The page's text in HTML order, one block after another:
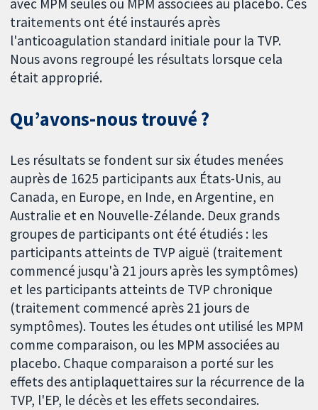
avec MPM seules ou MPM associées au placebo. Ces
traitements ont été instaurés après
l'anticoagulation standard initiale pour la TVP.
Nous avons regroupé les résultats lorsque cela
était approprié.
Qu’avons-nous trouvé ?
Les résultats se fondent sur six études menées
auprès de 1625 participants aux États-Unis, au
Canada, en Europe, en Inde, en Argentine, en
Australie et en Nouvelle-Zélande. Deux grands
groupes de participants ont été étudiés : les
participants atteints de TVP aiguë (traitement
commencé jusqu'à 21 jours après les symptômes)
et les participants atteints de TVP chronique
(traitement commencé après 21 jours de
symptômes). Toutes les études ont utilisé les MPM
comme comparaison, ou les MPM associées au
placebo. Chaque comparaison a porté sur les
effets des antiplaquettaires sur la récurrence de la
TVP, l'EP, le décès et les effets secondaires.